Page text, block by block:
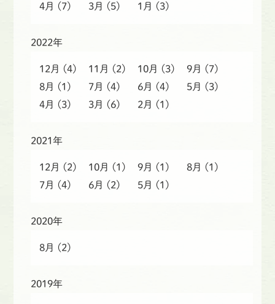
4月
(7) 3月 (5) 1月 (3)
2022年
12月 (4) 11月 (2) 10月 (3) 9月
(7)
8月
(1) 7月 (4) 6月 (4) 5月
(3)
4月
(3) 3月 (6) 2月 (1)
2021年
12月 (2) 10月 (1) 9月 (1) 8月
(1)
7月
(4) 6月 (2) 5月 (1)
2020年
8月 (2)
2019年